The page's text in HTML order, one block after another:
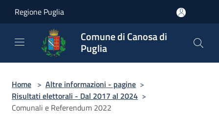
Regione Puglia
Comune di Canosa di
Puglia
Home > Altre informazioni - pagine >
Risultati elettorali - Dal 2017 al 2024 >
Comunali e Referendum 2022